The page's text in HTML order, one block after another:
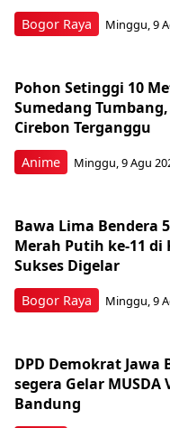
Bogor Raya Minggu, 9
Anime
Pohon Setinggi 10
Sumedang
Cirebon Terganggu
Minggu, 9 Agu
Bogor Raya
Bawa Lima Bendera
Merah Putih ke-11 di
Sukses Digelar
Minggu, 9
DPD Demokrat Jawa
segera Gelar MUSDA
Bandung